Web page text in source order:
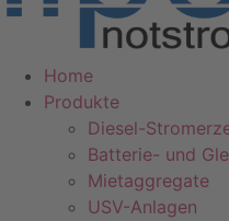
Home
Produkte
Diesel-
Batterie- und
Mietaggregate
USV-Anlagen